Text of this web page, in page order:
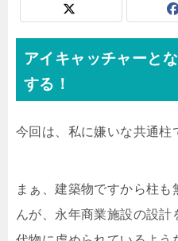
アイキャッチャーと
する！
今回は、私に嫌いな共通柱
まぁ、建築物ですから柱
んが、永年商業施設の設